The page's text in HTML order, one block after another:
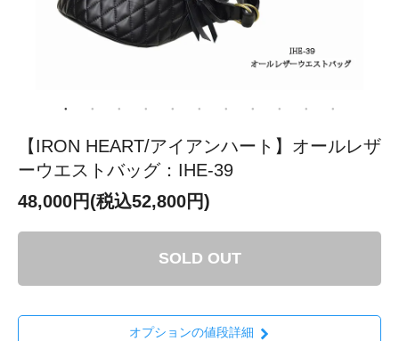
【IRON HEART/アイアンハート】オールレザ
ーウエストバッグ：IHE-39
48,000円(税込52,800円)
SOLD OUT
オプションの値段詳細